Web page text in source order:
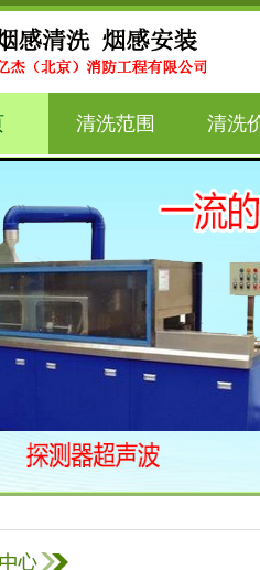
清洗范围 清洗